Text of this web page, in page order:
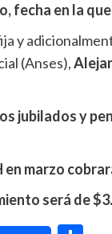
fecha en la
y
(Anses),
jubilados y
marzo
será de